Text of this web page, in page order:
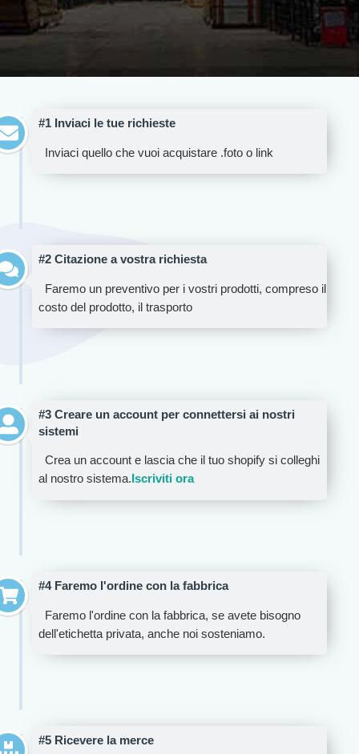
#1 Inviaci le tue richieste
Inviaci quello che vuoi acquistare .foto o link
#2 Citazione a vostra richiesta
Faremo un preventivo per i vostri prodotti, compreso il
costo del prodotto, il trasporto
#3 Creare un account per connettersi ai nostri
sistemi
Crea un account e lascia che il tuo shopify si colleghi
al nostro sistema. Iscriviti ora
#4 Faremo l'ordine con la fabbrica
Faremo l'ordine con la fabbrica, se avete bisogno
dell'etichetta privata, anche noi sosteniamo.
#5 Ricevere la merce